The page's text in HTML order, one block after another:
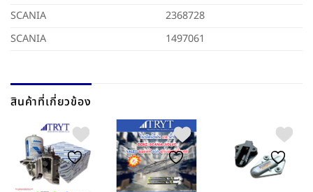
SCANIA
2368728
SCANIA
1497061
สินค้าที่เกี่ยวข้อง